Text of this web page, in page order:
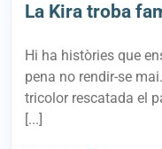
La Kira troba
Hi ha històries que
pena no rendir-se
tricolor rescatada el
[...]